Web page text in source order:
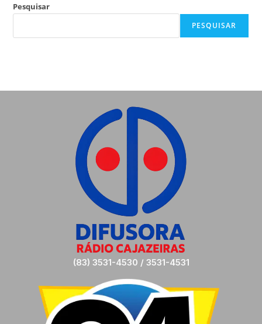
Pesquisar
PESQUISAR
(83) 3531-4530 / 3531-4531